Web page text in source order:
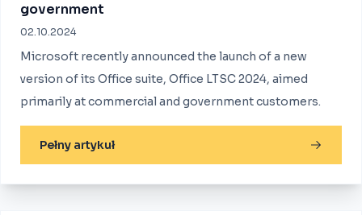
government
02.10.2024
Microsoft recently announced the launch of a new
version of its Office suite, Office LTSC 2024, aimed
primarily at commercial and government customers.
Pełny artykuł